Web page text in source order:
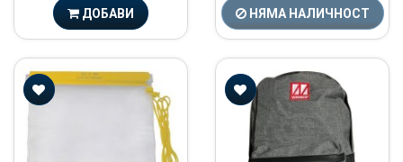
ДОБАВИ НЯМА НАЛИЧНОСТ